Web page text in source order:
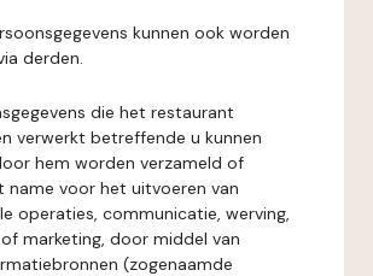
kunnen ook worden
derden.
die het restaurant
verwerkt betreffende u kunnen
hem worden verzameld of
name voor het uitvoeren van
operaties, communicatie, werving,
marketing, door middel van
(zogenaamde